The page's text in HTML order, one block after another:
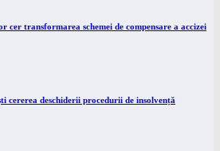
transformarea schemei de compensare a accizei
cererea deschiderii procedurii de insolvență